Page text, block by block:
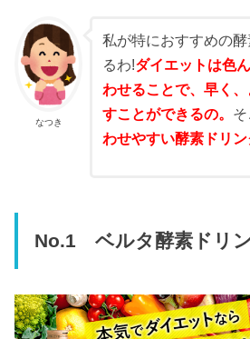
なつき
私が特におすすめの
るわ!ダイエットは色
わせることで、早く
すことができるの。 そ
わせやすい酵素ドリン
No.1 ベルタ酵素ドリ